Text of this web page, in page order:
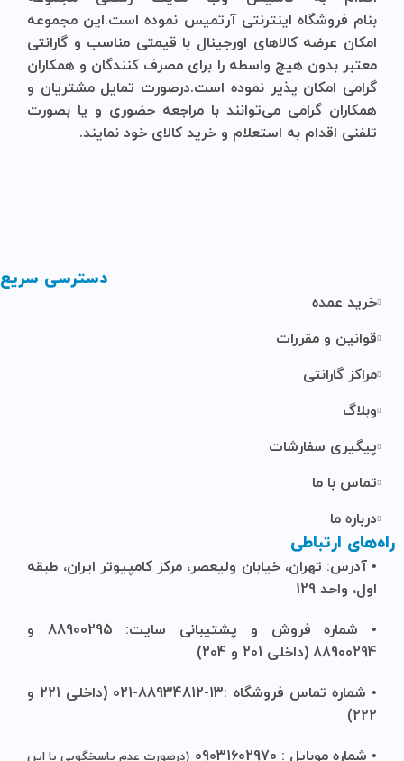
بنام فروشگاه اینترنتی آرتمیس نموده است.این مجموعه
امکان عرضه کالاهای اورجینال با قیمتی مناسب و گارانتی
معتبر بدون هیچ واسطه را برای مصرف کنندگان و همکاران
گرامی امکان پذیر نموده است.درصورت تمایل مشتریان و
همکاران گرامی می‌توانند با مراجعه حضوری و یا بصورت
تلفنی اقدام به استعلام و خرید کالای خود نمایند.
دسترسی سریع
خرید عمده
قوانین و مقررات
مراکز گارانتی
وبلاگ
پیگیری سفارشات
تماس با ما
درباره ما
راه‌های ارتباطی
• آدرس: تهران، خیابان ولیعصر، مرکز کامپیوتر ایران، طبقه
اول، واحد 129
• شماره فروش و پشتیبانی سایت: 88900295 و
88900294 (داخلی 201 و 204)
• شماره تماس فروشگاه :13-88934812-021 (داخلی 221 و
222)
• شماره موبایل : 09031602970
(درصورت عدم پاسخگویی با این